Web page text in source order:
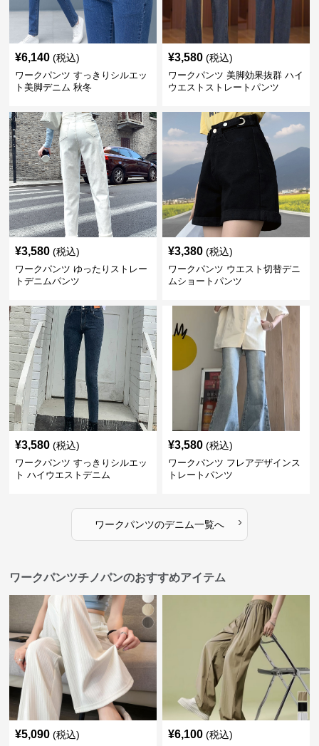
¥6,140 (税込)
ワークパンツ すっきりシルエッ
ト美脚デニム 秋冬
¥3,580 (税込)
ワークパンツ 美脚効果抜群 ハイ
ウエストストレートパンツ
¥3,580 (税込)
ワークパンツ ゆったりストレー
トデニムパンツ
¥3,380 (税込)
ワークパンツ ウエスト切替デニ
ムショートパンツ
¥3,580 (税込)
ワークパンツ すっきりシルエッ
ト ハイウエストデニム
¥3,580 (税込)
ワークパンツ フレアデザインス
トレートパンツ
ワークパンツのデニム一覧へ ›
ワークパンツチノパンのおすすめアイテム
¥5,090 (税込) ¥6,100 (税込)